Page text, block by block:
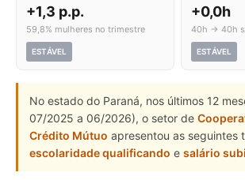
+1,3 p.p.
59,8% mulheres no trimestre
ESTÁVEL
+0,0h
40h → 40h
ESTÁVEL
No estado do Paraná, nos últimos 12
07/2025 a 06/2026), o setor de
Crédito Mútuo apresentou as seguintes
escolaridade qualificando e salário